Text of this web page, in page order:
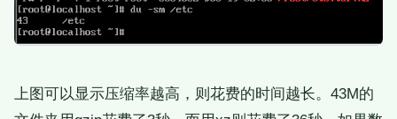
上图可以显示压缩率越高，则花费的时间越长。43M的